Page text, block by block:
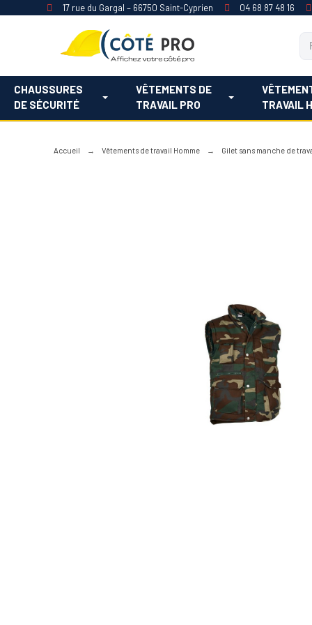
17 rue du Gargal – 66750 Saint-Cyprien 04 68 87 48 16
CHAUSSURES
DE SÉCURITÉ
VÊTEMENTS DE
TRAVAIL PRO
TRAVAIL
Accueil Vêtements de travail Homme Gilet sans manche de